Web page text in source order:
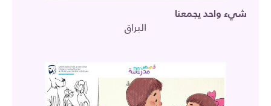
شيء واحد يجمعنا
البراق